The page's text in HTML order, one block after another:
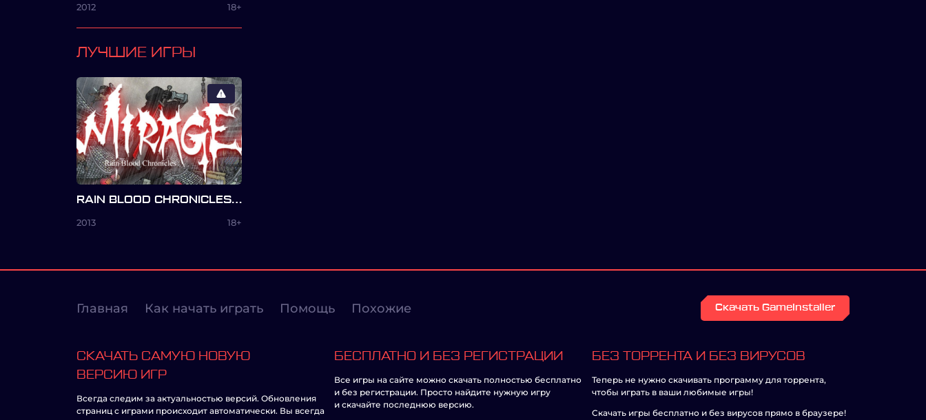
2012 18+
ЛУЧШИЕ ИГРЫ
RAIN BLOOD CHRONICLES: MIRAGE
2013 18+
Главная Как начать играть Помощь Похожие Скачать GameInstaller
СКАЧАТЬ САМУЮ НОВУЮ
ВЕРСИЮ ИГР
Всегда следим за актуальностью версий. Обновления
страниц с играми происходит автоматически. Вы всегда
БЕСПЛАТНО И БЕЗ РЕГИСТРАЦИИ
Все игры на сайте можно скачать полностью бесплатно
и без регистрации. Просто найдите нужную игру
и скачайте последнюю версию.
БЕЗ ТОРРЕНТА И БЕЗ ВИРУСОВ
Теперь не нужно скачивать программу для торрента,
чтобы играть в ваши любимые игры!
Скачать игры бесплатно и без вирусов прямо в браузере!